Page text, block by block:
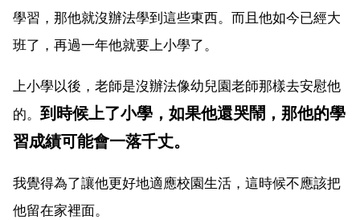
學習，那他就沒辦法學到這些東西。而且他如今已經大
班了，再過一年他就要上小學了。
上小學以後，老師是沒辦法像幼兒園老師那樣去安慰他
的。 到時候上了小學，如果他還哭鬧，那他的學
習成績可能會一落千丈。
我覺得為了讓他更好地適應校園生活，這時候不應該把
他留在家裡面。